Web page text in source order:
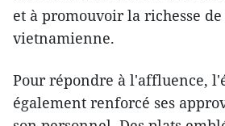
et à promouvoir la richesse
vietnamienne.
Pour répondre à l'affluence,
également renforcé ses